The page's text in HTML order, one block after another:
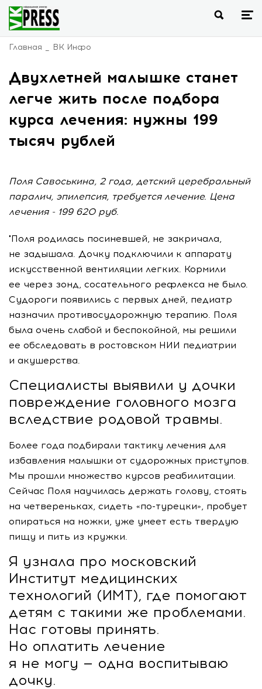
Главная ВК Инфо
Двухлетней малышке станет
легче жить после подбора
курса лечения: нужны 199
тысяч рублей
Поля Савоськина, 2 года, детский церебральный
паралич, эпилепсия, требуется лечение. Цена
лечения - 199 620 руб.
"Поля родилась посиневшей, не закричала,
не задышала. Дочку подключили к аппарату
искусственной вентиляции легких. Кормили
ее через зонд, сосательного рефлекса не было.
Судороги появились с первых дней, педиатр
назначил противосудорожную терапию. Поля
была очень слабой и беспокойной, мы решили
ее обследовать в ростовском НИИ педиатрии
и акушерства.
Специалисты выявили у дочки
повреждение головного мозга
вследствие родовой травмы.
Более года подбирали тактику лечения для
избавления малышки от судорожных приступов.
Мы прошли множество курсов реабилитации.
Сейчас Поля научилась держать голову, стоять
на четвереньках, сидеть «по-турецки», пробует
опираться на ножки, уже умеет есть твердую
пищу и пить из кружки.
Я узнала про московский
Институт медицинских
технологий (ИМТ), где помогают
детям с такими же проблемами.
Нас готовы принять.
Но оплатить лечение
я не могу — одна воспитываю
дочку.